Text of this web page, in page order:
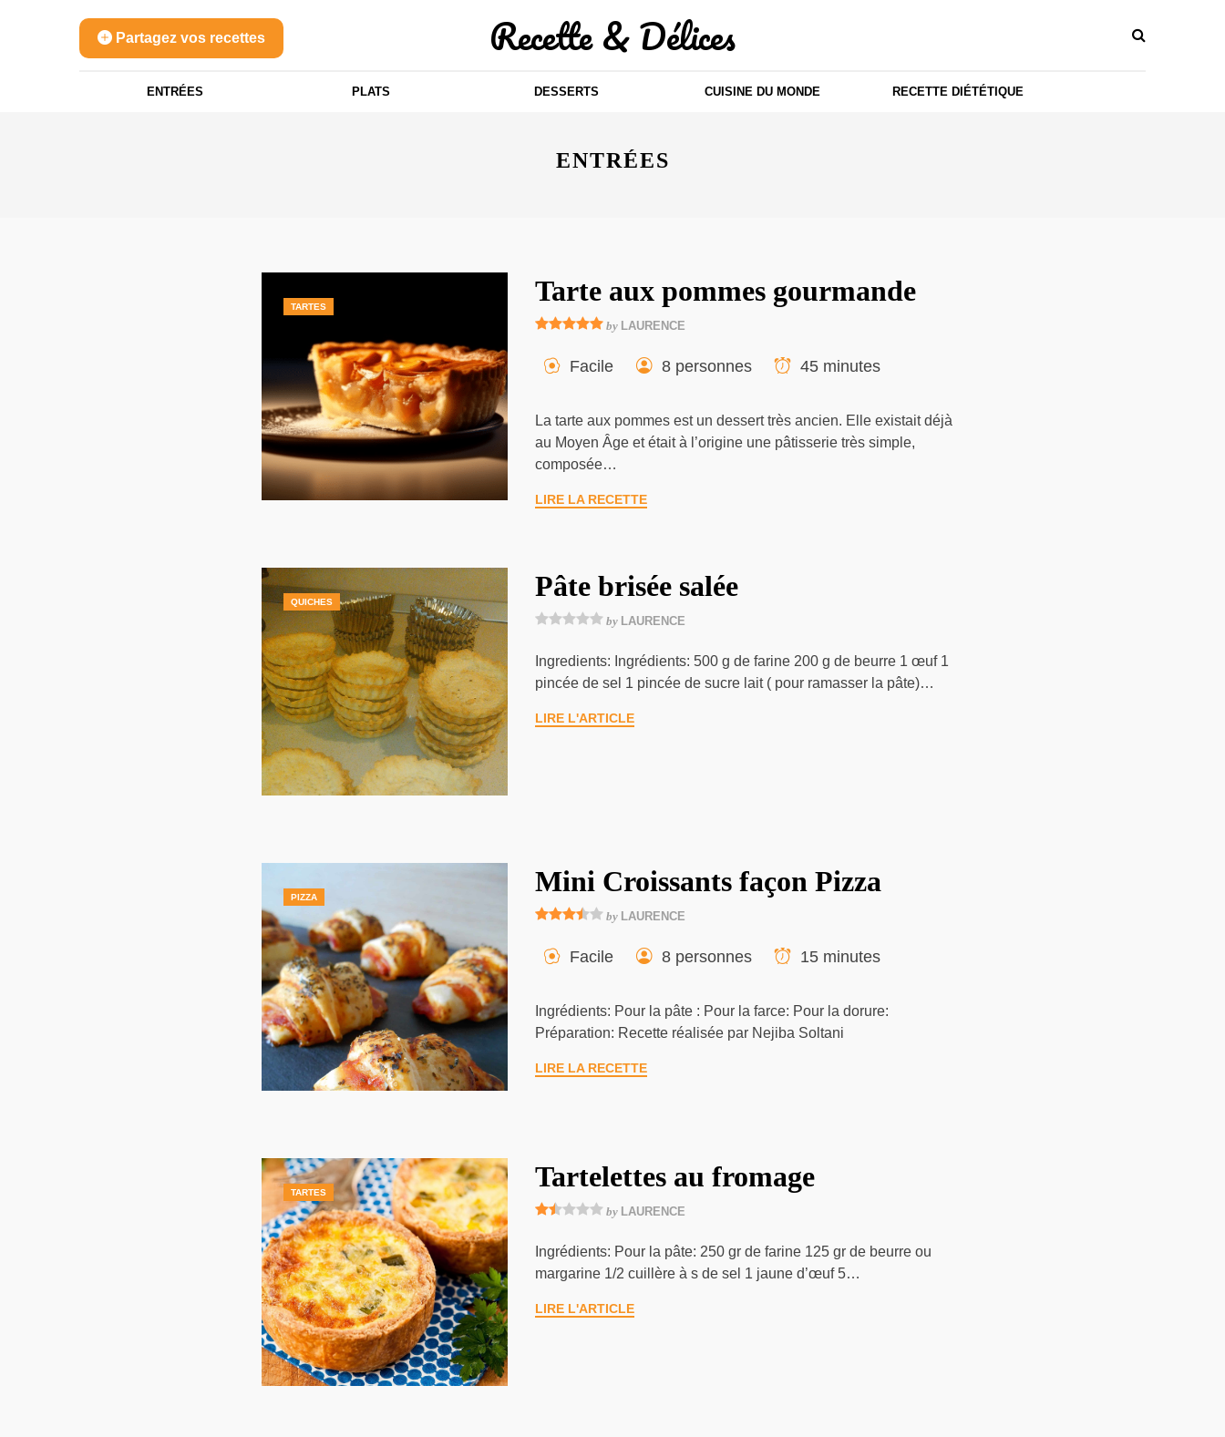
Partagez vos recettes Recette & Délices
ENTRÉES PLATS DESSERTS CUISINE DU MONDE RECETTE DIÉTÉTIQUE
ENTRÉES
TARTES Tarte aux pommes gourmande
by LAURENCE
Facile 8 personnes 45 minutes
La tarte aux pommes est un dessert très ancien. Elle existait déjà
au Moyen Âge et était à l’origine une pâtisserie très simple,
composée…
LIRE LA RECETTE
QUICHES Pâte brisée salée
by LAURENCE
Ingredients: Ingrédients: 500 g de farine 200 g de beurre 1 œuf 1
pincée de sel 1 pincée de sucre lait ( pour ramasser la pâte)…
LIRE L'ARTICLE
PIZZA Mini Croissants façon Pizza
by LAURENCE
Facile 8 personnes 15 minutes
Ingrédients: Pour la pâte : Pour la farce: Pour la dorure:
Préparation: Recette réalisée par Nejiba Soltani
LIRE LA RECETTE
TARTES Tartelettes au fromage
by LAURENCE
Ingrédients: Pour la pâte: 250 gr de farine 125 gr de beurre ou
margarine 1/2 cuillère à s de sel 1 jaune d’œuf 5…
LIRE L'ARTICLE